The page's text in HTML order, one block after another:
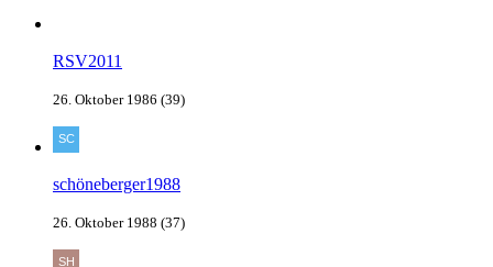
RSV2011
26. Oktober 1986 (39)
schöneberger1988
26. Oktober 1988 (37)